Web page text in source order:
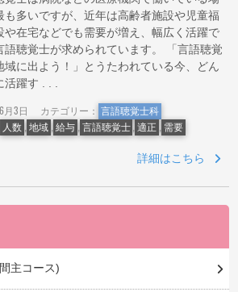
も多いですが、近年は高齢者施設や児童福
や在宅などでも需要が増え、幅広く活躍で
語聴覚士が求められています。 「言語聴覚
域に出よう！」とうたわれている今、どん
活躍す . . .
月3日 カテゴリー：
言語聴覚士科
人数 地域 給与 言語聴覚士 適正 需要
詳細はこちら
主コース)